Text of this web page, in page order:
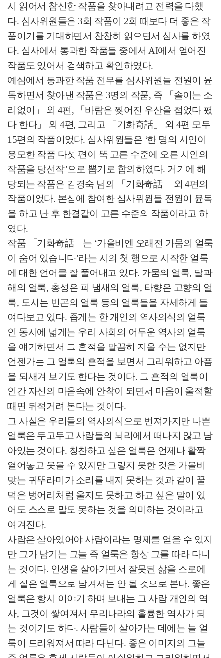
시 읽어서 참신한 작품을 찾아내려고 전력을 다했
다. 심사위원들은 3회 작품이 2회 때보다 더 좋은 작
품이기를 기대하면서 찬찬히 읽으면서 심사를 하였
다. 심사에서 통과한 작품들 중에서 AI에서 얻어진
작품도 있어서 검색하고 확인하였다.
예심에서 통과한 작품 전부를 심사위원들 전원이 윤
독하면서 찾아낸 작품은 3명의 작품, 즉 「솔이는 소
리없이 」 외 4편, 「바람은 찢어진 우산을 접었다 폈
다 한다」 외 4편, 그리고 「기화奇話」 외 4편 모두
15편의 작품이었다. 심사위원들은 ‘한 명의 시인이
응모한 작품 다섯 편이 똑 고른 수준에 오른 시인의
작품을 당선작’으로 뽑기로 합의하였다. 거기에 해
당되는 작품은 김경숙 님의
「기화奇話」 외 4편의
작품이었다. 본심에 참여한 심사위원들 전원이 윤독
을 하고 난 후 한결같이 고른 수준의 작품이라고 하
였다.
작품
「기화奇話」 는 ‘가을비엔 오래전 가뭄의 얼룩
이 숨어 있습니다’라는 시의 첫 행으로 시작한 얼룩
에 대한 언어를 잘 풀어내고 있다. 가뭄의 얼룩, 달과
해의 얼룩, 총성은 피 냄새의 얼룩, 타향은 고향의 얼
룩, 도시는 빈곤의 얼룩 등의 얼룩들을 자세하게 들
여다보고 있다. 좁게는 한 개인의 역사의식의 얼룩
인 동시에 넓게는 우리 사회의 어두운 역사의 얼룩
을 얘기하면서 그 흔적을 말끔히 지울 수는 없지만
언젠가는 그 얼룩의 흔적을 보면서 그리워하고 아픔
을 되새겨 보기도 한다는 것이다. 그 흔적의 얼룩이
인간 자신의 마음속에 안착이 되면서 마음이 울적할
때면 뒤적거려 본다는 것이다.
그 사실은 우리들의 역사의식으로 번져가지만 나쁜
얼룩은 두고두고 사람들의 뇌리에서 떠나지 않고 남
아있는 것이다. 칭찬하고 싶은 얼룩은 언제나 활짝
열어놓고 웃을 수 있지만 그렇지 못한 것은 가을비
맞는 귀뚜라미가 소리를 내지 못하는 것과 같이 꿀
먹은 벙어리처럼 울지도 못하고 하고 싶은 말이 있
어도 스스로 말도 못하는 것을 의미하는 것이라고
여겨진다.
사람은 살아있어야 사람이라는 명제를 얻을 수 있지
만 그가 남기는 그늘 즉 얼룩은 항상 그를 따라 다니
는 것이다. 인생을 살아가면서 잘못된 삶을 스로에
게 짙은 얼룩으로 남겨서는 안 될 것으로 본다. 좋은
얼룩은 항시 이야기 하며 보내는 그 사람 개인의 역
사, 그것이 쌓여져서 우리나라의 훌륭한 역사가 되
는 것이기도 하다. 사람들이 살아가는 데에는 늘 얼
룩이 드리워져서 따라 다닌다. 좋은 이미지의 그늘